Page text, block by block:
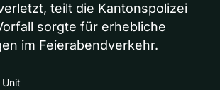
teilt die Kantonspolizei
sorgte für erhebliche
im Feierabendverkehr.